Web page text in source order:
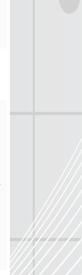
2019 XEAST New
Laser Level XE-68